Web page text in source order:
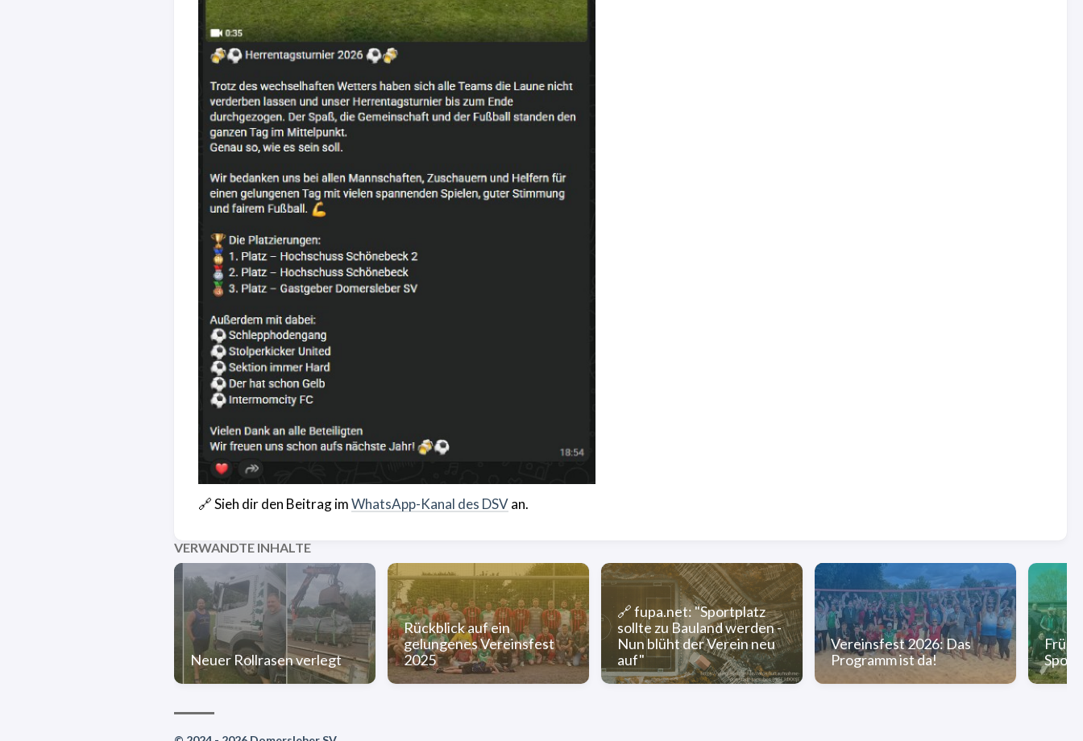
🔗 Sieh dir den Beitrag imWhatsApp-Kanal des DSVan.
VERWANDTE INHALTE
Neuer Rollrasen verlegt
Rückblick auf ein
gelungenes Vereinsfest
2025
🔗 fupa.net: "Sportplatz
sollte zu Bauland werden -
Nun blüht der Verein neu
auf"
Vereinsfest 2026: Das
Programm ist da!